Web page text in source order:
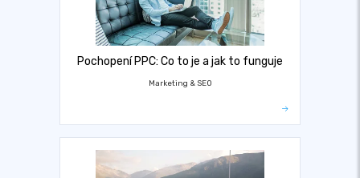
Pochopení PPC: Co to je a jak to funguje
Marketing & SEO